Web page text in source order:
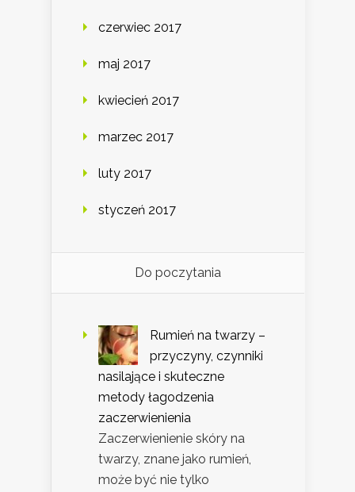
czerwiec 2017
maj 2017
kwiecień 2017
marzec 2017
luty 2017
styczeń 2017
Do poczytania
Rumień na twarzy –
przyczyny, czynniki
nasilające i skuteczne
metody łagodzenia
zaczerwienienia
Zaczerwienienie skóry na
twarzy, znane jako rumień,
może być nie tylko